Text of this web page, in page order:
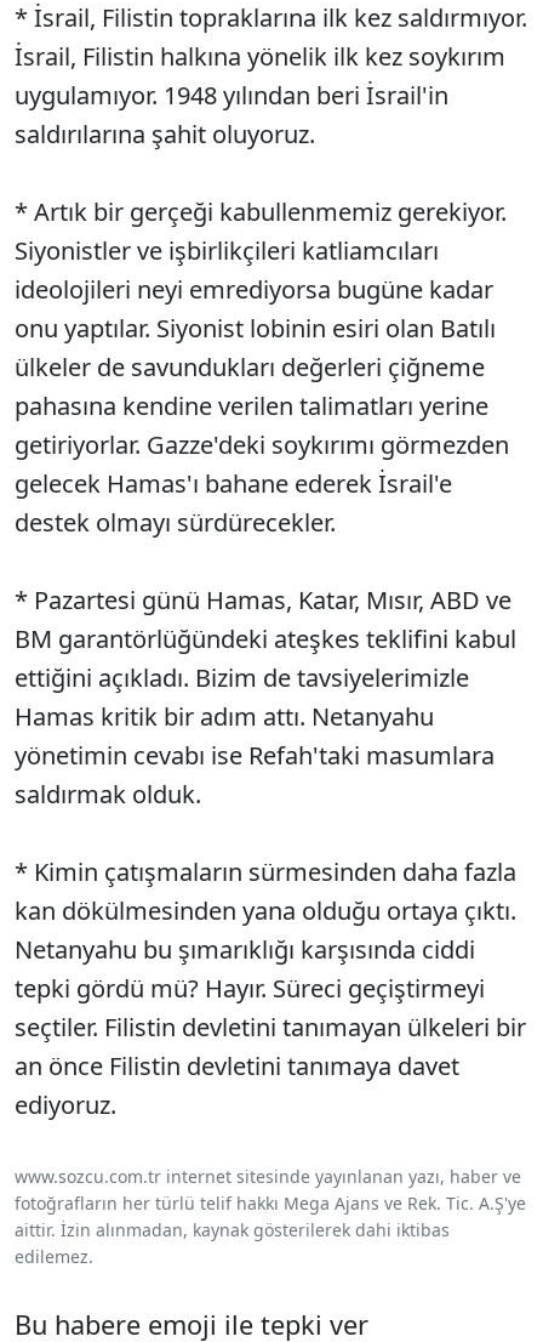
* İsrail, Filistin topraklarına ilk kez saldırmıyor.
İsrail, Filistin halkına yönelik ilk kez soykırım
uygulamıyor. 1948 yılından beri İsrail'in
saldırılarına şahit oluyoruz.
* Artık bir gerçeği kabullenmemiz gerekiyor.
Siyonistler ve işbirlikçileri katliamcıları
ideolojileri neyi emrediyorsa bugüne kadar
onu yaptılar. Siyonist lobinin esiri olan Batılı
ülkeler de savundukları değerleri çiğneme
pahasına kendine verilen talimatları yerine
getiriyorlar. Gazze'deki soykırımı görmezden
gelecek Hamas'ı bahane ederek İsrail'e
destek olmayı sürdürecekler.
* Pazartesi günü Hamas, Katar, Mısır, ABD ve
BM garantörlüğündeki ateşkes teklifini kabul
ettiğini açıkladı. Bizim de tavsiyelerimizle
Hamas kritik bir adım attı. Netanyahu
yönetimin cevabı ise Refah'taki masumlara
saldırmak olduk.
* Kimin çatışmaların sürmesinden daha fazla
kan dökülmesinden yana olduğu ortaya çıktı.
Netanyahu bu şımarıklığı karşısında ciddi
tepki gördü mü? Hayır. Süreci geçiştirmeyi
seçtiler. Filistin devletini tanımayan ülkeleri bir
an önce Filistin devletini tanımaya davet
ediyoruz.
www.sozcu.com.tr internet sitesinde yayınlanan yazı, haber ve
fotoğrafların her türlü telif hakkı Mega Ajans ve Rek. Tic. A.Ş'ye
aittir. İzin alınmadan, kaynak gösterilerek dahi iktibas
edilemez.
Bu habere emoji ile tepki ver